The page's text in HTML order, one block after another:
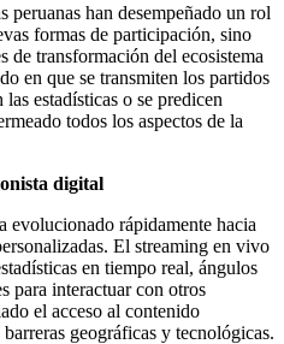
peruanas han desempeñado un rol
formas de participación, sino
de transformación del ecosistema
en que se transmiten los partidos
estadísticas o se predicen
todos los aspectos de la
digital
evolucionado rápidamente hacia
El streaming en vivo
en tiempo real, ángulos
para interactuar con otros
el acceso al contenido
geográficas y tecnológicas.